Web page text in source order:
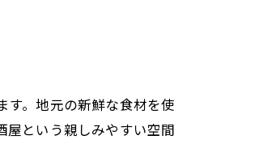
す。地元の新鮮な食材を使
屋という親しみやすい空間